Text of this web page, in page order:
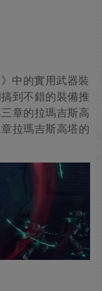
》中的實用武器裝
到不錯的裝備推
章的拉瑪吉斯高
拉瑪吉斯高塔的